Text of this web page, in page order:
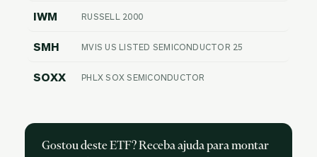
IWM RUSSELL 2000
SMH MVIS US LISTED SEMICONDUCTOR 25
SOXX PHLX SOX SEMICONDUCTOR
Gostou deste ETF? Receba ajuda para montar